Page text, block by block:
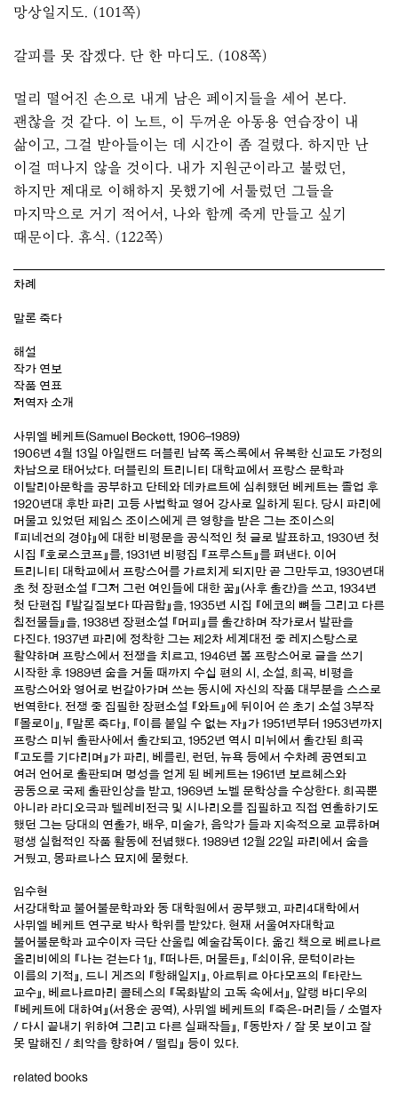
망상일지도. (101쪽)
갈피를 못 잡겠다. 단 한 마디도. (108쪽)
멀리 떨어진 손으로 내게 남은 페이지들을 세어 본다.
괜찮을 것 같다. 이 노트, 이 두꺼운 아동용 연습장이 내
삶이고, 그걸 받아들이는 데 시간이 좀 걸렸다. 하지만 난
이걸 떠나지 않을 것이다. 내가 지원군이라고 불렀던,
하지만 제대로 이해하지 못했기에 서툴렀던 그들을
마지막으로 거기 적어서, 나와 함께 죽게 만들고 싶기
때문이다. 휴식. (122쪽)
차례
말론 죽다
해설
작가 연보
작품 연표
저역자 소개
사뮈엘 베케트(Samuel Beckett, 1906–1989)
1906년 4월 13일 아일랜드 더블린 남쪽 폭스록에서 유복한 신교도 가정의
차남으로 태어났다. 더블린의 트리니티 대학교에서 프랑스 문학과
이탈리아문학을 공부하고 단테와 데카르트에 심취했던 베케트는 졸업 후
1920년대 후반 파리 고등 사범학교 영어 강사로 일하게 된다. 당시 파리에
머물고 있었던 제임스 조이스에게 큰 영향을 받은 그는 조이스의
『피네건의 경야』에 대한 비평문을 공식적인 첫 글로 발표하고, 1930년 첫
시집 『호로스코프』를, 1931년 비평집 『프루스트』를 펴낸다. 이어
트리니티 대학교에서 프랑스어를 가르치게 되지만 곧 그만두고, 1930년대
초 첫 장편소설 『그저 그런 여인들에 대한 꿈』(사후 출간)을 쓰고, 1934년
첫 단편집 『발길질보다 따끔함』을, 1935년 시집 『에코의 뼈들 그리고 다른
침전물들』을, 1938년 장편소설 『머피』를 출간하며 작가로서 발판을
다진다. 1937년 파리에 정착한 그는 제2차 세계대전 중 레지스탕스로
활약하며 프랑스에서 전쟁을 치르고, 1946년 봄 프랑스어로 글을 쓰기
시작한 후 1989년 숨을 거둘 때까지 수십 편의 시, 소설, 희곡, 비평을
프랑스어와 영어로 번갈아가며 쓰는 동시에 자신의 작품 대부분을 스스로
번역한다. 전쟁 중 집필한 장편소설 『와트』에 뒤이어 쓴 초기 소설 3부작
『몰로이』, 『말론 죽다』, 『이름 붙일 수 없는 자』가 1951년부터 1953년까지
프랑스 미뉘 출판사에서 출간되고, 1952년 역시 미뉘에서 출간된 희곡
『고도를 기다리며』가 파리, 베를린, 런던, 뉴욕 등에서 수차례 공연되고
여러 언어로 출판되며 명성을 얻게 된 베케트는 1961년 보르헤스와
공동으로 국제 출판인상을 받고, 1969년 노벨 문학상을 수상한다. 희곡뿐
아니라 라디오극과 텔레비전극 및 시나리오를 집필하고 직접 연출하기도
했던 그는 당대의 연출가, 배우, 미술가, 음악가 들과 지속적으로 교류하며
평생 실험적인 작품 활동에 전념했다. 1989년 12월 22일 파리에서 숨을
거뒀고, 몽파르나스 묘지에 묻혔다.
임수현
서강대학교 불어불문학과와 동 대학원에서 공부했고, 파리4대학에서
사뮈엘 베케트 연구로 박사 학위를 받았다. 현재 서울여자대학교
불어불문학과 교수이자 극단 산울림 예술감독이다. 옮긴 책으로 베르나르
올리비에의 『나는 걷는다 1』, 『떠나든, 머물든』, 『쇠이유, 문턱이라는
이름의 기적』, 드니 게즈의 『항해일지』, 아르튀르 아다모프의 『타란느
교수』, 베르나르마리 콜테스의 『목화밭의 고독 속에서』, 알랭 바디우의
『베케트에 대하여』(서용순 공역), 사뮈엘 베케트의 『죽은-머리들 / 소멸자
/ 다시 끝내기 위하여 그리고 다른 실패작들』, 『동반자 / 잘 못 보이고 잘
못 말해진 / 최악을 향하여 / 떨림』 등이 있다.
related books